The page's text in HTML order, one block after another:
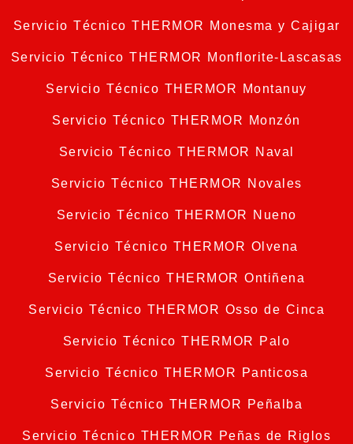
Servicio Técnico THERMOR Monesma y Cajigar
Servicio Técnico THERMOR Monflorite-Lascasas
Servicio Técnico THERMOR Montanuy
Servicio Técnico THERMOR Monzón
Servicio Técnico THERMOR Naval
Servicio Técnico THERMOR Novales
Servicio Técnico THERMOR Nueno
Servicio Técnico THERMOR Olvena
Servicio Técnico THERMOR Ontiñena
Servicio Técnico THERMOR Osso de Cinca
Servicio Técnico THERMOR Palo
Servicio Técnico THERMOR Panticosa
Servicio Técnico THERMOR Peñalba
Servicio Técnico THERMOR Peñas de Riglos